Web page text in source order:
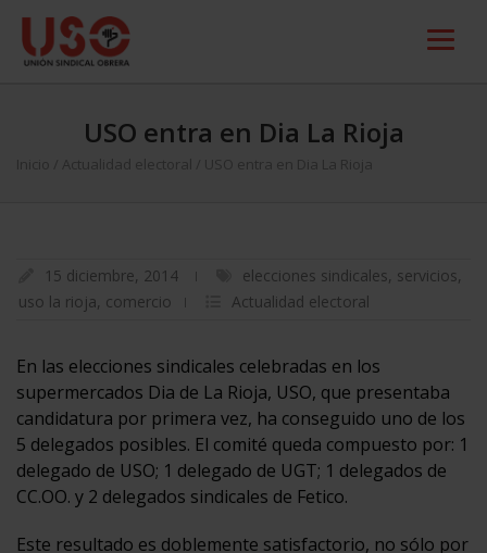
USO entra en Dia La Rioja
Inicio Actualidad electoral USO entra en Dia La Rioja
15 diciembre, 2014 elecciones sindicales, servicios,
uso la rioja, comercio Actualidad electoral
En las elecciones sindicales celebradas en los
supermercados Dia de La Rioja, USO, que presentaba
candidatura por primera vez, ha conseguido uno de los
5 delegados posibles. El comité queda compuesto por: 1
delegado de USO; 1 delegado de UGT; 1 delegados de
CC.OO. y 2 delegados sindicales de Fetico.
Este resultado es doblemente satisfactorio, no sólo por